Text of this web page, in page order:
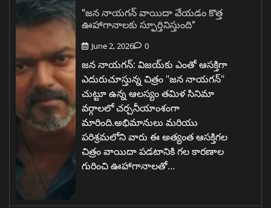
“జన నాయగన్ వాయిదా వేయడం కొత్త
ఊహాగానాలకు స్ఫూర్తినిస్తుంది”
June 2, 2026 0
జన నాయగన్: విజయ్‌కు ఎంతో ఆసక్తిగా
ఎదురుచూస్తున్న చిత్రం "జన నాయగన్"
చుట్టూ ఉన్న ఆలస్యం తమిళ సినిమా
వర్గాలలో చర్చనీయాంశంగా
మారింది.అభిమానులు మరియు
పరిశ్రమలోని వారు ఈ అత్యంత ఆసక్తిగల
చిత్రం వాయిదా పడటానికి గల కారణాల
గురించి ఊహాగానాలతో…